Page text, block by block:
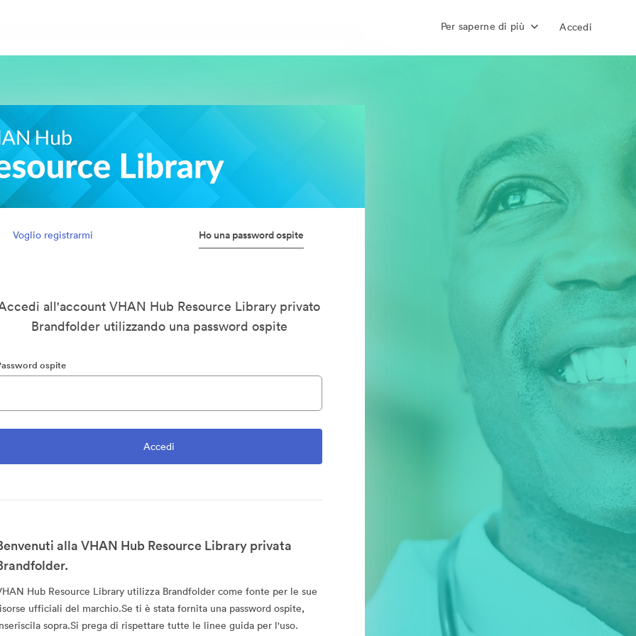
Per saperne di più Accedi
Voglio registrarmi Ho una password ospite
all'account VHAN Hub Resource Library privato
Brandfolder utilizzando una password ospite
ospite
alla VHAN Hub Resource Library privata
Hub Resource Library utilizza Brandfolder come fonte per le sue
ufficiali del marchio.Se ti è stata fornita una password ospite,
sopra.Si prega di rispettare tutte le linee guida per l'uso.